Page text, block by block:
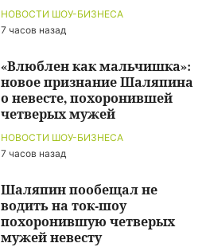
НОВОСТИ ШОУ-БИЗНЕСА
7 часов назад
НОВОСТИ ШОУ-БИЗНЕСА
7 часов назад
«Влюблен как мальчишка»:
новое признание Шаляпина
о невесте, похоронившей
четверых мужей
Шаляпин пообещал не
водить на ток-шоу
похоронившую четверых
мужей невесту